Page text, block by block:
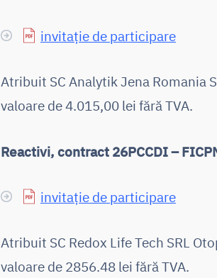
invitație de participare
Atribuit SC Analytik Jena Romania
valoare de 4.015,00 lei fără TVA.
Reactivi, contract 26PCCDI –
invitație de participare
Atribuit SC Redox Life Tech SRL
valoare de 2856.48 lei fără TVA.